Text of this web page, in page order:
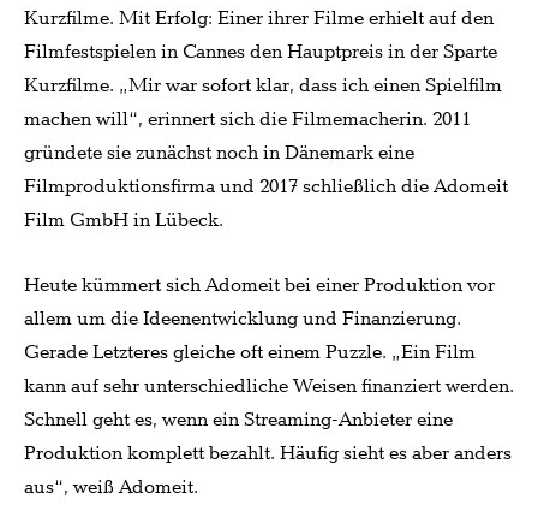
Kurzfilme. Mit Erfolg: Einer ihrer Filme erhielt auf den
Filmfestspielen in Cannes den Hauptpreis in der Sparte
Kurzfilme. „Mir war sofort klar, dass ich einen Spielfilm
machen will“, erinnert sich die Filmemacherin. 2011
gründete sie zunächst noch in Dänemark eine
Filmproduktionsfirma und 2017 schließlich die Adomeit
Film GmbH in Lübeck.
Heute kümmert sich Adomeit bei einer Produktion vor
allem um die Ideenentwicklung und Finanzierung.
Gerade Letzteres gleiche oft einem Puzzle. „Ein Film
kann auf sehr unterschiedliche Weisen finanziert werden.
Schnell geht es, wenn ein Streaming-Anbieter eine
Produktion komplett bezahlt. Häufig sieht es aber anders
aus“, weiß Adomeit.